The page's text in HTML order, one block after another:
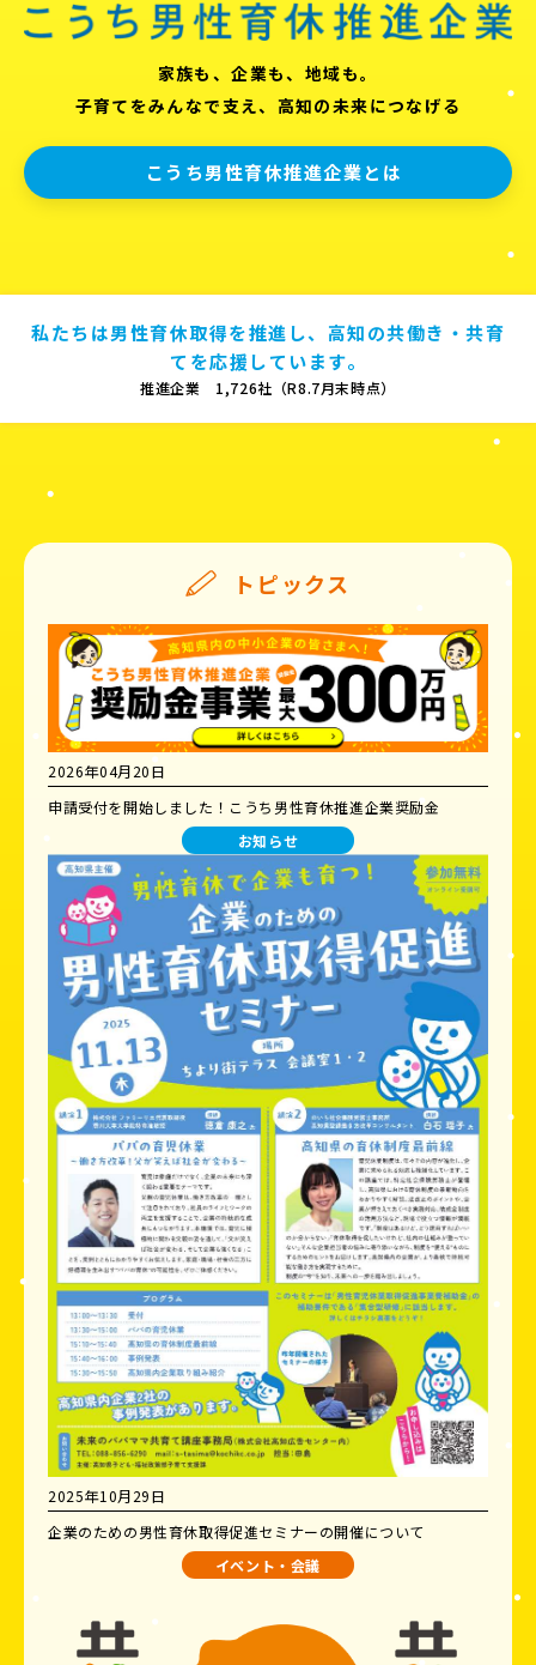
家族も、企業も、地域も。
子育てをみんなで支え、高知の未来につなげる
こうち男性育休推進企業とは
私たちは男性育休取得を推進し、高知の共働き・共育
てを応援しています。
推進企業 1,726社（R8.7月末時点）
トピックス
2026年04月20日
申請受付を開始しました！こうち男性育休推進企業奨励金
お知らせ
2025年10月29日
企業のための男性育休取得促進セミナーの開催について
イベント・会議